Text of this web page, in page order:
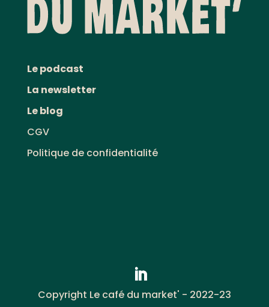
Le podcast
La newsletter
Le blog
CGV
Politique de confidentialité
Copyright Le café du market' - 2022-23